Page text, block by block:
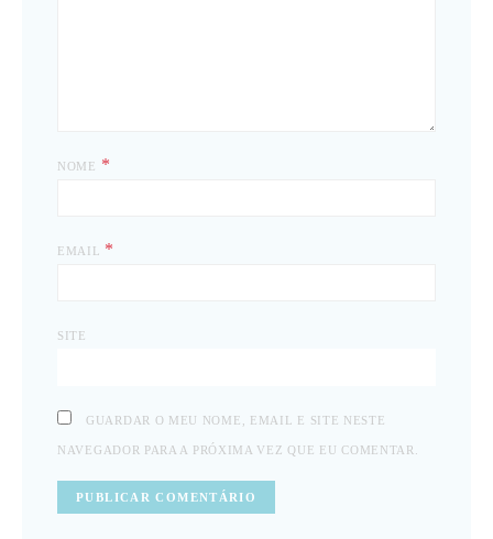
NOME *
EMAIL *
SITE
GUARDAR O MEU NOME, EMAIL E SITE NESTE
NAVEGADOR PARA A PRÓXIMA VEZ QUE EU COMENTAR.